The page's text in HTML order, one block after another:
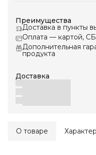
Преимущества
Доставка в пункты
Оплата — картой,
Дополнительная
продукта
Доставка
О товаре